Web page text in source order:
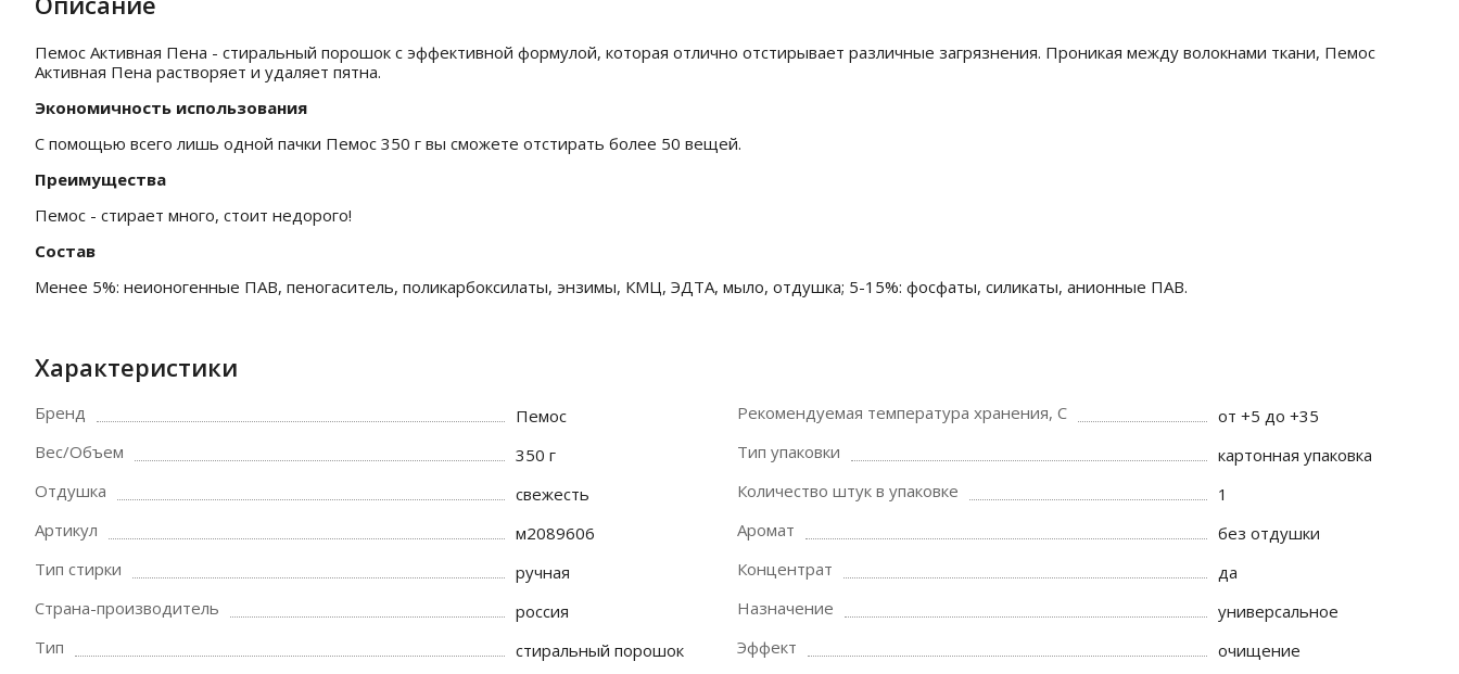
Пемос Активная Пена - стиральный порошок с эффективной формулой, которая отлично отстирывает различные загрязнения. Проникая между волокнами ткани, Пемос
Активная Пена растворяет и удаляет пятна.
Экономичность использования
С помощью всего лишь одной пачки Пемос 350 г вы сможете отстирать более 50 вещей.
Преимущества
Пемос - стирает много, стоит недорого!
Состав
Менее 5%: неионогенные ПАВ, пеногаситель, поликарбоксилаты, энзимы, КМЦ, ЭДТА, мыло, отдушка; 5-15%: фосфаты, силикаты, анионные ПАВ.
Характеристики
Бренд
Пемос
Вес/Объем
350 г
Отдушка
свежесть
Артикул
м2089606
Тип стирки
ручная
Страна-производитель
россия
Тип
стиральный порошок
Рекомендуемая температура хранения, C
от +5 до +35
Тип упаковки
картонная упаковка
Количество штук в упаковке
1
Аромат
без отдушки
Концентрат
да
Назначение
универсальное
Эффект
очищение